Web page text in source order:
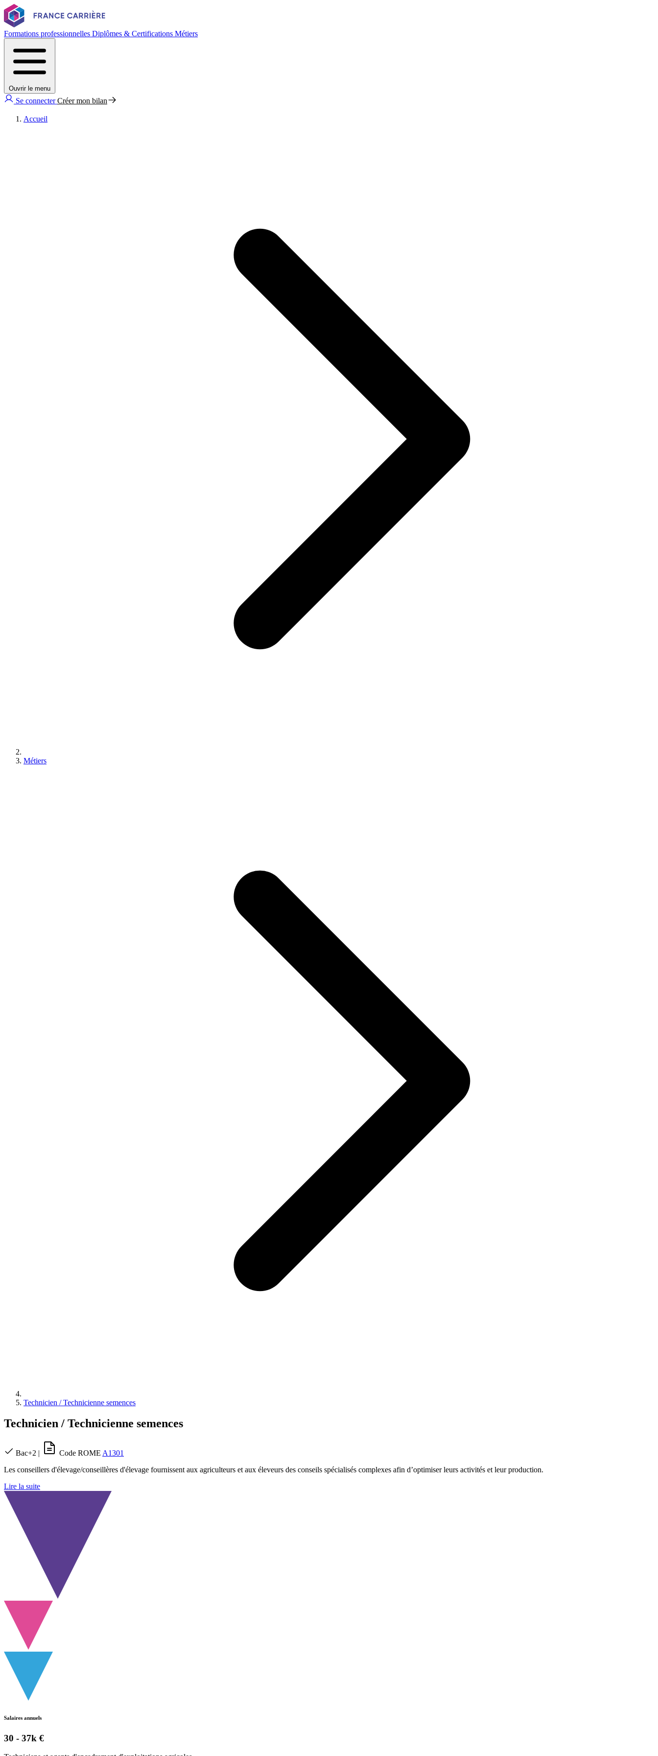
Formations professionnelles Diplômes & Certifications Métiers
Ouvrir le menu
Se connecterCréer mon bilan
Accueil
Métiers
Technicien / Technicienne semences
Technicien / Technicienne semences
Bac+2 | Code ROME A1301
Les conseillers d'élevage/conseillères d'élevage fournissent aux agriculteurs et aux éleveurs des conseils spécialisés complexes afin d’optimiser leurs activités et leur production.
Lire la suite
Salaires annuels
30 - 37k €